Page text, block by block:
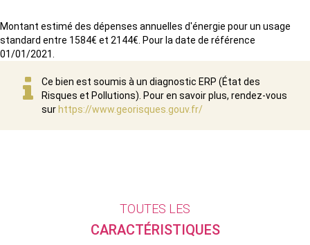
Montant estimé des dépenses annuelles d'énergie pour un usage
standard entre 1584€ et 2144€. Pour la date de référence
01/01/2021.
Ce bien est soumis à un diagnostic ERP (État des
Risques et Pollutions). Pour en savoir plus, rendez-vous
sur https://www.georisques.gouv.fr/
TOUTES LES
CARACTÉRISTIQUES